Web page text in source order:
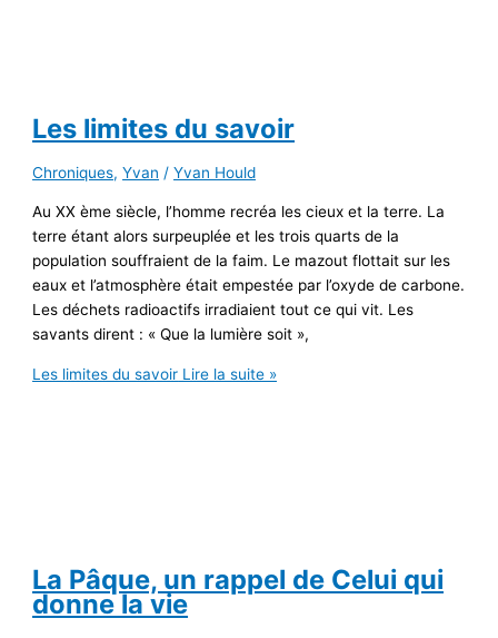
Les limites du savoir
Chroniques,Yvan /Yvan Hould
Au XX ème siècle, l’homme recréa les cieux et la terre. La
terre étant alors surpeuplée et les trois quarts de la
population souffraient de la faim. Le mazout flottait sur les
eaux et l’atmosphère était empestée par l’oxyde de carbone.
Les déchets radioactifs irradiaient tout ce qui vit. Les
savants dirent : « Que la lumière soit »,
Les limites du savoir Lire la suite »
La Pâque, un rappel de Celui qui
donne la vie